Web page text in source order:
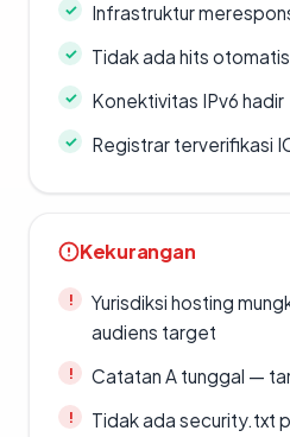
Infrastruktur
Tidak ada hits
Konektivitas IPv6 hadir
Registrar terverifikasi
Kekurangan
Yurisdiksi hosting
audiens target
Catatan A tunggal —
Tidak ada security.txt